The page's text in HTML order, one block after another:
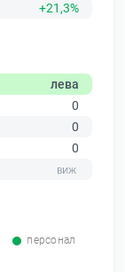
+21,3%
лева
0
0
0
персонал